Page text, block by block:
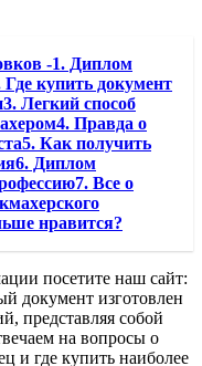
-1. Диплом
купить документ
Легкий способ
Правда о
Как получить
Диплом
Все о
нравится?
посетите наш сайт:
документ изготовлен
представляя собой
на вопросы о
и где купить наиболее